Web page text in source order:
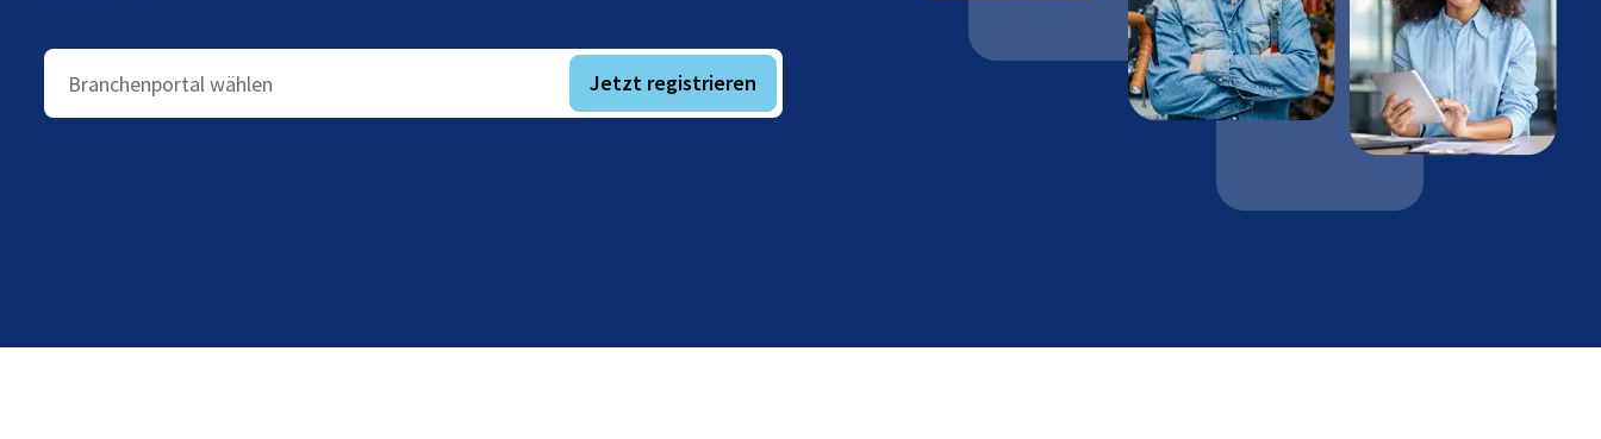
Branchenportal wählen Jetzt registrieren